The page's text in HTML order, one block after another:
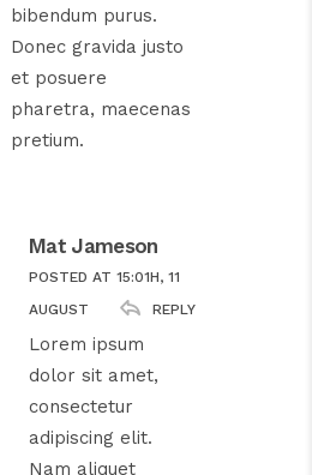
bibendum purus.
Donec gravida justo
et posuere
pharetra, maecenas
pretium.
Mat Jameson
POSTED AT 15:01H, 11
AUGUST
REPLY
Lorem ipsum
dolor sit amet,
consectetur
adipiscing elit.
Nam aliquet